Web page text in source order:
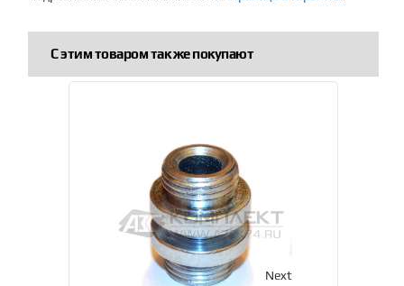
С этим товаром так же покупают
Next